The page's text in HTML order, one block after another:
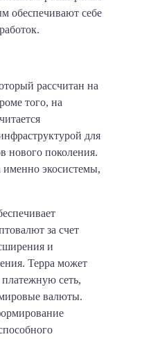
обеспечивают себе
рассчитан на
того, на
для
нового поколения.
именно экосистемы,
за счет
и
Терра может
сеть,
валюты.